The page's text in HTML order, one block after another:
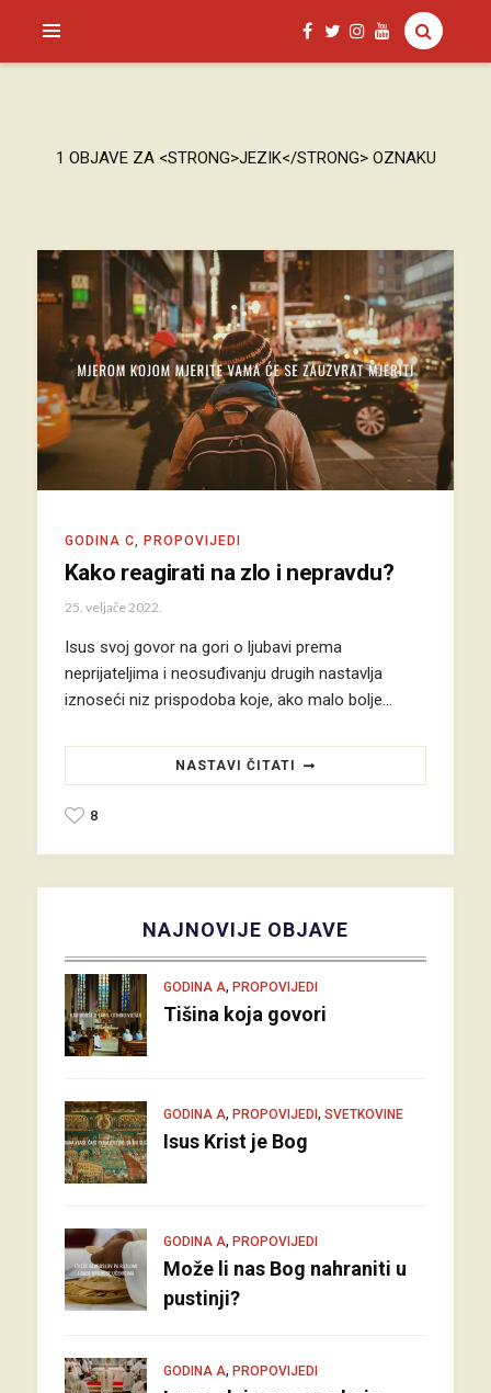
SAGUD.XYZ
1 OBJAVE ZA <STRONG>JEZIK</STRONG> OZNAKU
GODINA C PROPOVIJEDI
Kako reagirati na zlo i nepravdu?
25. veljače 2022.
Isus svoj govor na gori o ljubavi prema
neprijateljima i neosuđivanju drugih nastavlja
iznoseći niz prispodoba koje, ako malo bolje…
NASTAVI ČITATI
8
NAJNOVIJE OBJAVE
GODINA A, PROPOVIJEDI
Tišina koja govori
GODINA A, PROPOVIJEDI, SVETKOVINE
Isus Krist je Bog
GODINA A, PROPOVIJEDI
Može li nas Bog nahraniti u
pustinji?
GODINA A, PROPOVIJEDI